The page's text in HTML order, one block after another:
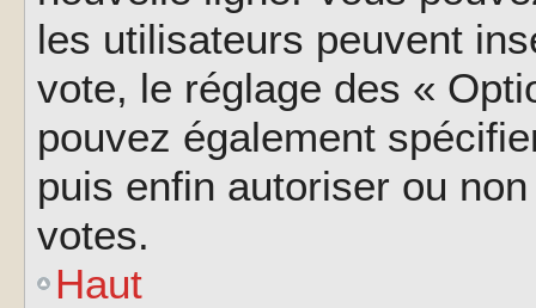
les utilisateurs peuvent
vote, le réglage des «
pouvez également
puis enfin autoriser ou
votes.
Haut